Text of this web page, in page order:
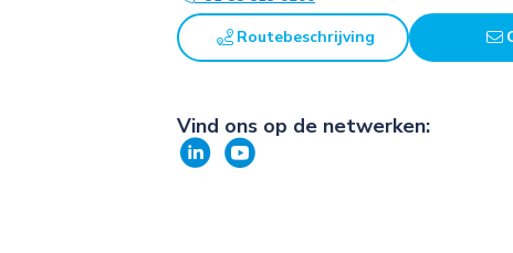
Routebeschrijving
Vind ons op de netwerken: